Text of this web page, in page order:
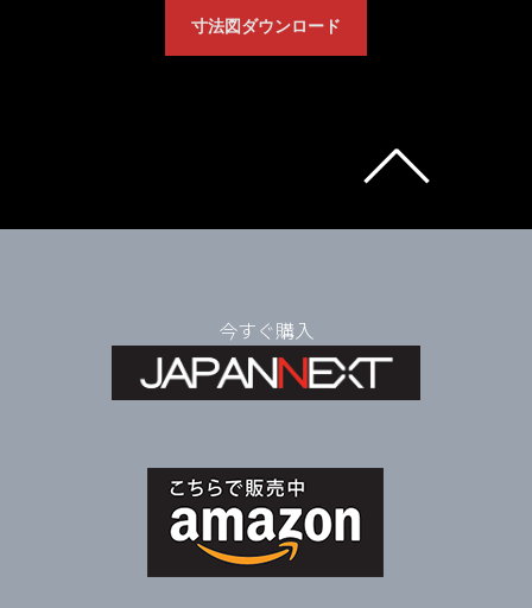
寸法図ダウンロード
今すぐ購入